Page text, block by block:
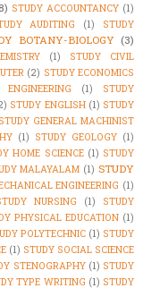
STUDY ACCOUNTANCY (1)
AUDITING (1)
STUDY
BOTANY-BIOLOGY (3)
(1)
STUDY CIVIL
(2) STUDY ECONOMICS
(1)
STUDY
STUDY ENGLISH (1) STUDY
STUDY GENERAL MACHINIST
(1) STUDY GEOLOGY (1)
HOME SCIENCE (1) STUDY
MALAYALAM (1) STUDY
ENGINEERING (1)
NURSING (1)
STUDY
PHYSICAL EDUCATION (1)
POLYTECHNIC (1) STUDY
(1) STUDY SOCIAL SCIENCE
STENOGRAPHY (1) STUDY
TYPE WRITING (1) STUDY